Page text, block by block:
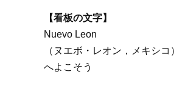
【看板の文字】
Nuevo Leon
（ヌエボ・レオン，メキシコ）
へよこそう